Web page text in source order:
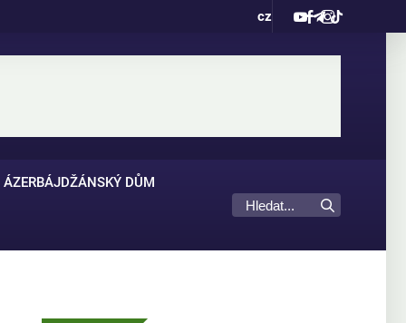
cz
ÁZERBÁJDŽÁNSKÝ DŮM